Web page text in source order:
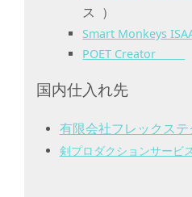
ス ）
Smart Monkeys
POET Creator
国内仕入れ先
有限会社フレックステ
剣プロダクションサービ